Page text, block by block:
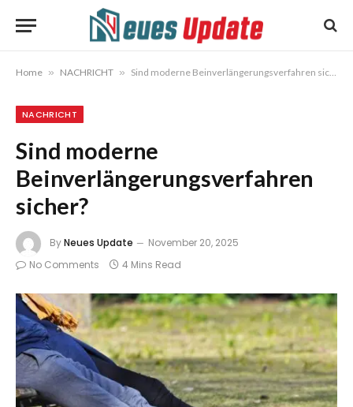
Home » NACHRICHT » Sind moderne Beinverlängerungsverfahren sicher?
NACHRICHT
Sind moderne
Beinverlängerungsverfahren
sicher?
ByNeues Update
November 20, 2025
No Comments
4 Mins Read